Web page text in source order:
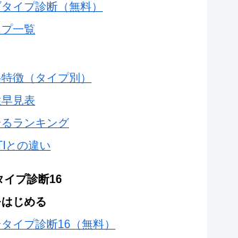
イプ診断（無料）
一覧
徴（タイプ別）
見表
ランキング
との違い
イプ診断16
じめる
イプ診断16（無料）